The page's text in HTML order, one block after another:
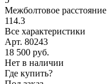
Межболтовое расстояние
114.3
Все характеристики
Арт. 80243
18 500 руб.
Нет в наличии
Где купить?